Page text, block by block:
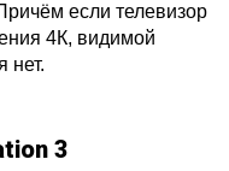
если телевизор
4К, видимой
нет.
3